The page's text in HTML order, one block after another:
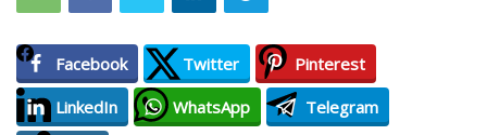
Facebook Twitter
Pinterest
LinkedIn
WhatsApp
Telegram